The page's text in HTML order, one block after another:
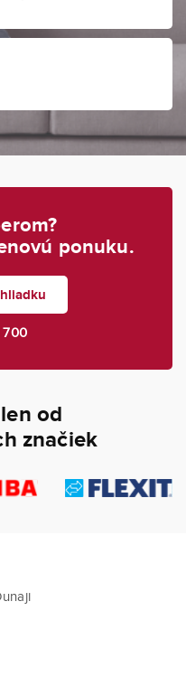
ponuku.
od
značiek